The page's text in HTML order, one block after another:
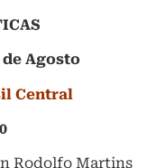
Agosto
Central
Rodolfo Martins